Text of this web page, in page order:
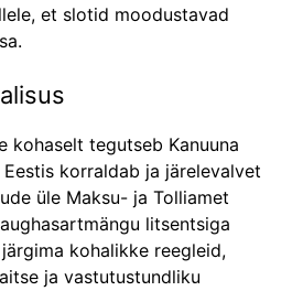
et slotid moodustavad
kohaselt tegutseb Kanuuna
korraldab ja järelevalvet
üle Maksu- ja Tolliamet
litsentsiga
kohalikke reegleid,
ja vastutustundliku